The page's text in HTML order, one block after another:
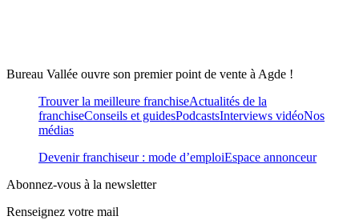
Bureau Vallée ouvre son premier point de vente à Agde !
Trouver la meilleure franchiseActualités de la
franchiseConseils et guidesPodcastsInterviews vidéoNos
médias
Devenir franchiseur : mode d’emploiEspace annonceur
Abonnez-vous à la newsletter
Renseignez votre mail